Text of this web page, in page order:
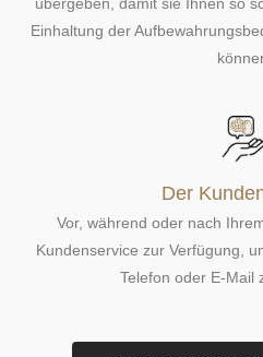
Einhaltung der
Vor, während oder nach
Kundenservice zur Verfügung,
Telefon oder E-Mail
UNSERE